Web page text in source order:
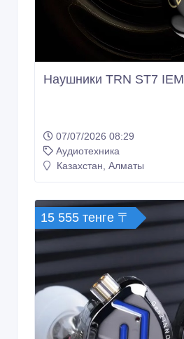
Наушники TRN ST7 IEM
07/07/2026 08:29
Аудиотехника
Казахстан, Алматы
15 555 тенге 〒